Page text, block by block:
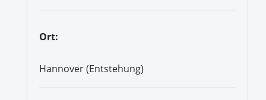
Ort:
Hannover (Entstehung)